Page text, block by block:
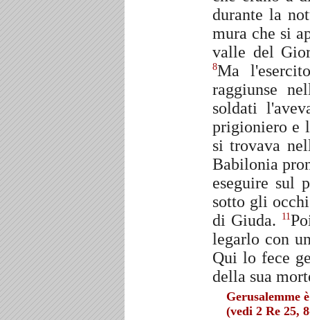
durante la
mura che si
valle del
8Ma
raggiunse
soldati
prigioniero e
si trovava
Babilonia
eseguire sul
sotto gli
di Giuda.
11
legarlo con
Qui lo fece
della sua
Gerusalemme
(vedi 2 Re 25,